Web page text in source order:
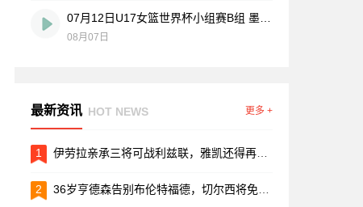
08月07日
最新资讯 HOT NEWS 更多 +
1 伊劳拉亲承三将可战利兹联，雅凯还得再等等
2 36岁亨德森告别布伦特福德，切尔西将免费签下这位前利物浦队长